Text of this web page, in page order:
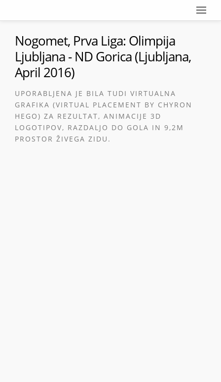
Nogomet, Prva Liga: Olimpija
Ljubljana - ND Gorica (Ljubljana,
April 2016)
UPORABLJENA JE BILA TUDI VIRTUALNA
GRAFIKA (VIRTUAL PLACEMENT BY CHYRON
HEGO) ZA REZULTAT, ANIMACIJE 3D
LOGOTIPOV, RAZDALJO DO GOLA IN 9,2M
PROSTOR ŽIVEGA ZIDU.